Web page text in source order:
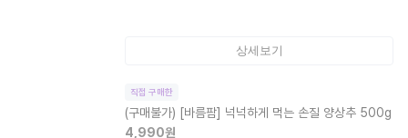
상세보기
직접 구매한
(구매불가) [바름팜] 넉넉하게 먹는 손질 양상추 500g
4,990원